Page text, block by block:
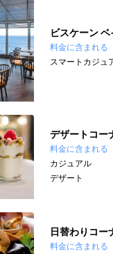
ビスケーン
料金に含まれる
スマートカジュ
デザートコー
料金に含まれる
カジュアル
デザート
日替わりコー
料金に含まれる